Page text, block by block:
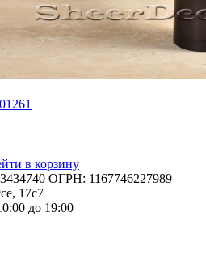
в корзину
ОГРН: 1167746227989
17с7
до 19:00